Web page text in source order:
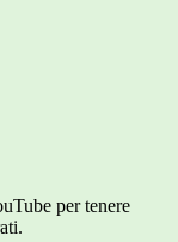
per tenere